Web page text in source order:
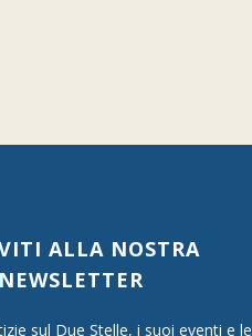
ALLA NOSTRA
NEWSLETTER
sul Due Stelle, i suoi eventi e le